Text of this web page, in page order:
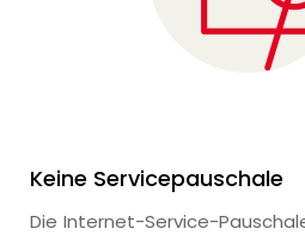
Keine Servicepauschale
Die Internet-Service-